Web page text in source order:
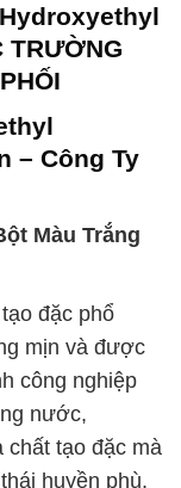
Hydroxyethyl
TRƯỜNG
– Công Ty
Màu Trắng
đặc phổ
mịn và được
công nghiệp
nước,
chất tạo đặc mà
huyền phù,